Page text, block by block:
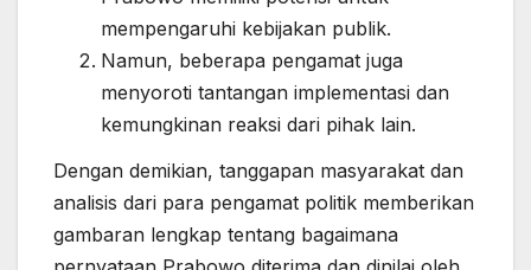
mempengaruhi kebijakan publik.
Namun, beberapa pengamat juga
menyoroti tantangan implementasi dan
kemungkinan reaksi dari pihak lain.
Dengan demikian, tanggapan masyarakat dan
analisis dari para pengamat politik memberikan
gambaran lengkap tentang bagaimana